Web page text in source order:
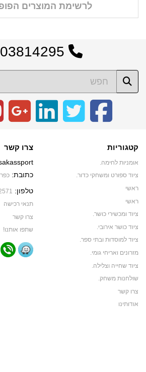
לרשימת המוצרים
קטגוריות
אומניות לחימה.
ציוד ספורט ומשחקי כדור.
ראשי
ראשי
ציוד ומכשירי כושר.
ציוד כושר אירובי.
ציוד למוסדות ובתי ספר.
מזרונים ואריחי גומי.
ציוד שחייה וצלילה.
שולחנות משחק.
צרו קשר
אודותינו
צרו קשר
כתובת: כפר
טלפון:
תנאי רכישה
צרו קשר
שתפו אותנו!